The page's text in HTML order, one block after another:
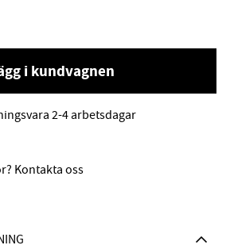
i kundvagnen
2-4 arbetsdagar
Kontakta oss